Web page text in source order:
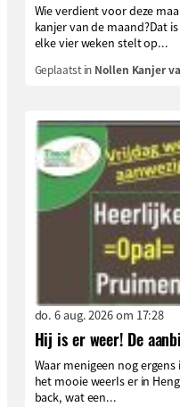
Wie verdient voor deze
kanjer van de maand?Dat
elke vier weken stelt op...
Geplaatst in Nollen Kanjer
do. 6 aug. 2026 om 17:28
Hij is er weer! De
Waar menigeen nog
het mooie weerIs er in
back, wat een...